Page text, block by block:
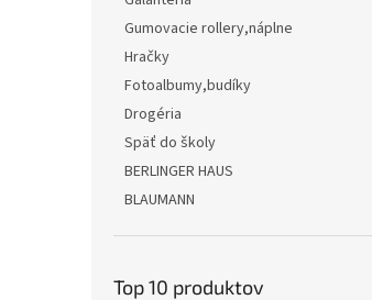
Gumovacie rollery,náplne
Hračky
Fotoalbumy,budíky
Drogéria
Späť do školy
BERLINGER HAUS
BLAUMANN
Top 10 produktov